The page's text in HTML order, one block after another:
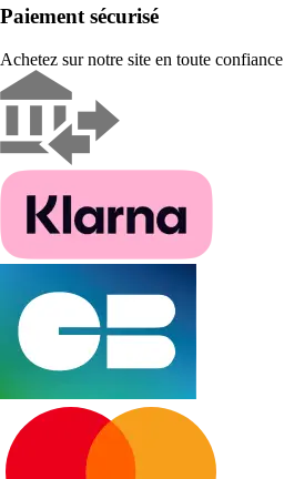
Paiement sécurisé
Achetez sur notre site en toute confiance